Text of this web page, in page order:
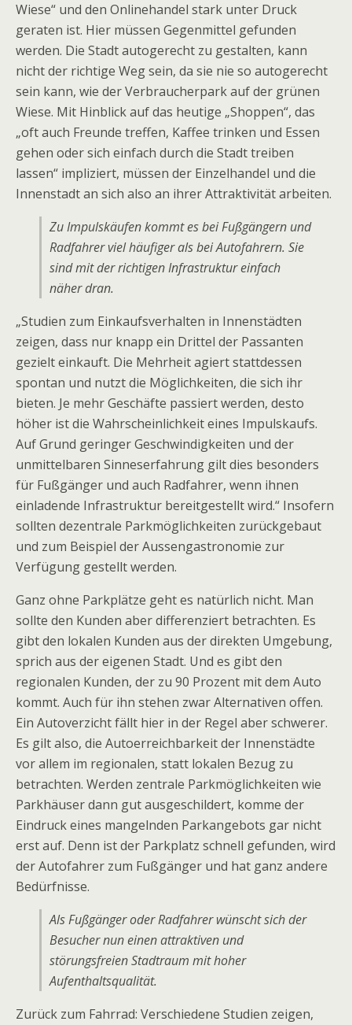
Wiese“ und den Onlinehandel stark unter Druck
geraten ist. Hier müssen Gegenmittel gefunden
werden. Die Stadt autogerecht zu gestalten, kann
nicht der richtige Weg sein, da sie nie so autogerecht
sein kann, wie der Verbraucherpark auf der grünen
Wiese. Mit Hinblick auf das heutige „Shoppen“, das
„oft auch Freunde treffen, Kaffee trinken und Essen
gehen oder sich einfach durch die Stadt treiben
lassen“ impliziert, müssen der Einzelhandel und die
Innenstadt an sich also an ihrer Attraktivität arbeiten.
Zu Impulskäufen kommt es bei Fußgängern und
Radfahrer viel häufiger als bei Autofahrern. Sie
sind mit der richtigen Infrastruktur einfach
näher dran.
„Studien zum Einkaufsverhalten in Innenstädten
zeigen, dass nur knapp ein Drittel der Passanten
gezielt einkauft. Die Mehrheit agiert stattdessen
spontan und nutzt die Möglichkeiten, die sich ihr
bieten. Je mehr Geschäfte passiert werden, desto
höher ist die Wahrscheinlichkeit eines Impulskaufs.
Auf Grund geringer Geschwindigkeiten und der
unmittelbaren Sinneserfahrung gilt dies besonders
für Fußgänger und auch Radfahrer, wenn ihnen
einladende Infrastruktur bereitgestellt wird.“ Insofern
sollten dezentrale Parkmöglichkeiten zurückgebaut
und zum Beispiel der Aussengastronomie zur
Verfügung gestellt werden.
Ganz ohne Parkplätze geht es natürlich nicht. Man
sollte den Kunden aber differenziert betrachten. Es
gibt den lokalen Kunden aus der direkten Umgebung,
sprich aus der eigenen Stadt. Und es gibt den
regionalen Kunden, der zu 90 Prozent mit dem Auto
kommt. Auch für ihn stehen zwar Alternativen offen.
Ein Autoverzicht fällt hier in der Regel aber schwerer.
Es gilt also, die Autoerreichbarkeit der Innenstädte
vor allem im regionalen, statt lokalen Bezug zu
betrachten. Werden zentrale Parkmöglichkeiten wie
Parkhäuser dann gut ausgeschildert, komme der
Eindruck eines mangelnden Parkangebots gar nicht
erst auf. Denn ist der Parkplatz schnell gefunden, wird
der Autofahrer zum Fußgänger und hat ganz andere
Bedürfnisse.
Als Fußgänger oder Radfahrer wünscht sich der
Besucher nun einen attraktiven und
störungsfreien Stadtraum mit hoher
Aufenthaltsqualität.
Zurück zum Fahrrad: Verschiedene Studien zeigen,